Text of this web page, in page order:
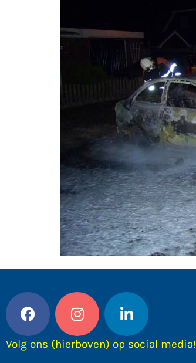
Volg ons (hierboven) op social media!